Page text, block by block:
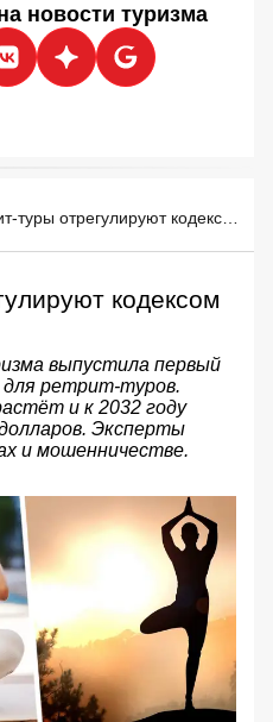
новости туризма
кодексом
выпустила первый
для ретрит-туров.
и к 2032 году
Эксперты
и мошенничестве.